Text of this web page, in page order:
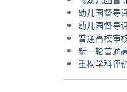
幼儿园督导
幼儿园督导
普通高校审
新一轮普通
重构学科评